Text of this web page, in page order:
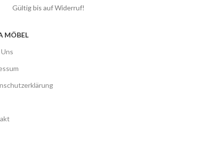
Gültig bis auf Widerruf!
MÖBEL